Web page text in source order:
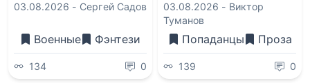
03.08.2026 - Сергей Садов
Военные Фэнтези
134 0
03.08.2026 - Виктор
Туманов
Попаданцы Проза
139 0